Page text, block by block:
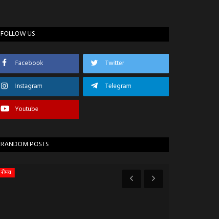
FOLLOW US
Facebook Twitter
Instagram Telegram
Youtube
RANDOM POSTS
नीमच